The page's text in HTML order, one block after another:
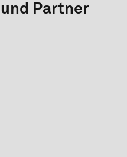
Partner